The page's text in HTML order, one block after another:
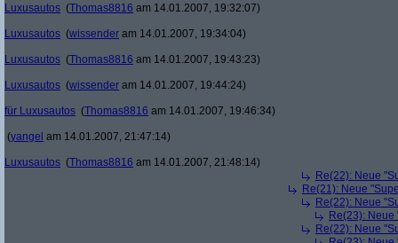
Luxusautos (Thomas8816 am 14.01.2007, 19:32:07)
Luxusautos (wissender am 14.01.2007, 19:34:04)
Luxusautos (Thomas8816 am 14.01.2007, 19:43:23)
Luxusautos (wissender am 14.01.2007, 19:44:24)
für Luxusautos (Thomas8816 am 14.01.2007, 19:46:34)
(yangel am 14.01.2007, 21:47:14)
Luxusautos (Thomas8816 am 14.01.2007, 21:48:14)
Re(22): Neue
Re(21): Neue
Re(22): Neue
Re(23):
Re(22): Neue